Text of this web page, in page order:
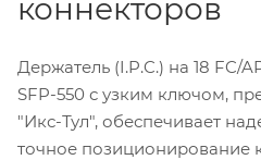
коннекторов
Держатель (I.P.C.) на 18 FC/
SFP-550 с узким ключом,
"Икс-Тул", обеспечивает
точное позиционирование